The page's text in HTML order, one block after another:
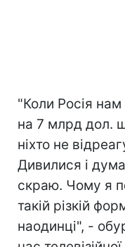
"Коли Росія
на 7 млрд дол.
ніхто не
Дивилися і
скраю. Чому я
такій різкій
наодинці", -